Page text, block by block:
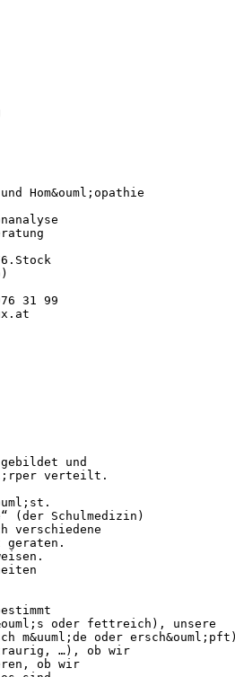
Hom&ouml;opathie
31 99
gebildet und
verteilt.
(der Schulmedizin)
verschiedene
oder fettreich), unsere
oder
traurig, …), ob wir
ob wir